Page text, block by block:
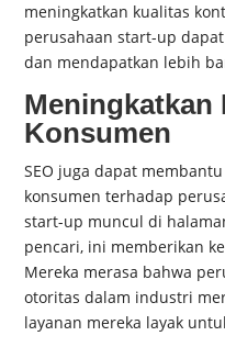
meningkatkan kualitas
perusahaan start-up
dan mendapatkan lebih
Meningkatkan
Konsumen
SEO juga dapat
konsumen terhadap
start-up muncul di
pencari, ini memberikan
Mereka merasa bahwa
otoritas dalam industri
layanan mereka layak